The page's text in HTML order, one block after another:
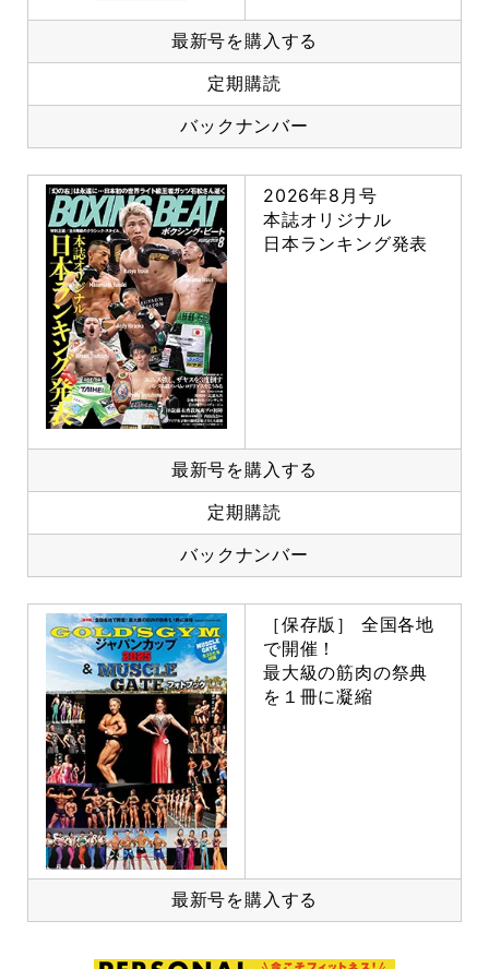
最新号を購入する
定期購読
バックナンバー
2026年8月号
本誌オリジナル
日本ランキング発表
最新号を購入する
定期購読
バックナンバー
［保存版］ 全国各地
で開催！
最大級の筋肉の祭典
を１冊に凝縮
最新号を購入する